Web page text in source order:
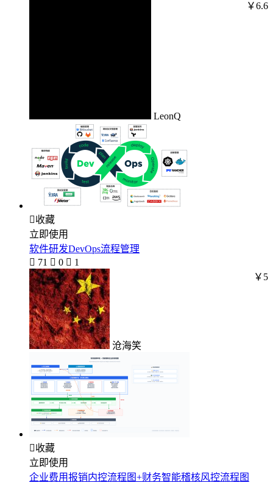
LeonQ
￥6.6
收藏
立即使用
软件研发DevOps流程管理
 71  0  1
沧海笑
￥5
收藏
立即使用
企业费用报销内控流程图+财务智能稽核风控流程图